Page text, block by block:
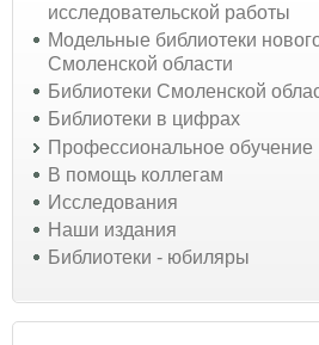
исследовательской работы
Модельные библиотеки
Смоленской области
Библиотеки Смоленской
Библиотеки в цифрах
Профессиональное обучение
В помощь коллегам
Исследования
Наши издания
Библиотеки - юбиляры